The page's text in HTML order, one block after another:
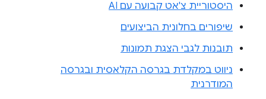
היסטוריית צ'אט קבועה עם AI
שיפורים בחלונית הביצועים
תובנות לגבי הצגת תמונות
ניווט במקלדת בגרסה הקלאסית ובגרסה
המודרנית